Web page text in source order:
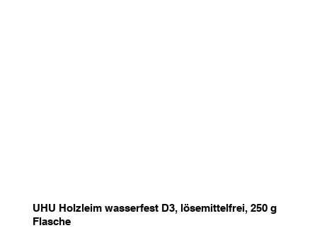
UHU Holzleim wasserfest D3, lösemittelfrei, 250 g
Flasche